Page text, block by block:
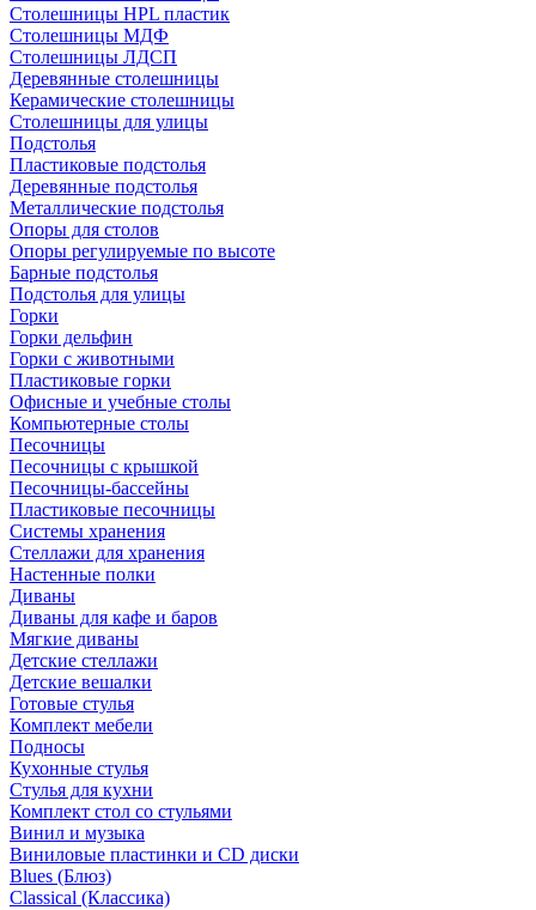
Столешницы HPL пластик
Столешницы МДФ
Столешницы ЛДСП
Деревянные столешницы
Керамические столешницы
Столешницы для улицы
Подстолья
Пластиковые подстолья
Деревянные подстолья
Металлические подстолья
Опоры для столов
Опоры регулируемые по высоте
Барные подстолья
Подстолья для улицы
Горки
Горки дельфин
Горки с животными
Пластиковые горки
Офисные и учебные столы
Компьютерные столы
Песочницы
Песочницы с крышкой
Песочницы-бассейны
Пластиковые песочницы
Системы хранения
Стеллажи для хранения
Настенные полки
Диваны
Диваны для кафе и баров
Мягкие диваны
Детские стеллажи
Детские вешалки
Готовые стулья
Комплект мебели
Подносы
Кухонные стулья
Стулья для кухни
Комплект стол со стульями
Винил и музыка
Виниловые пластинки и CD диски
Blues (Блюз)
Classical (Классика)